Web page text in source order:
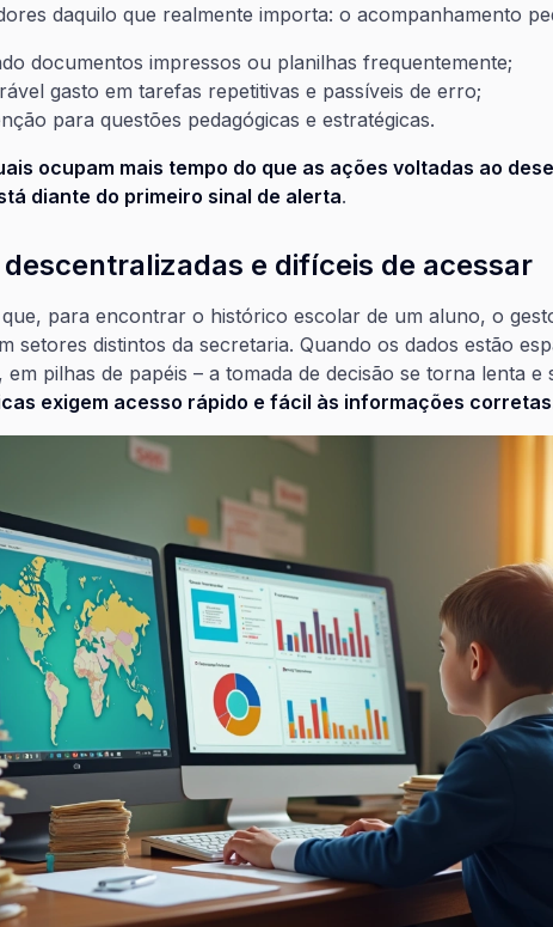
daquilo que realmente importa: o acompanhamento
documentos impressos ou planilhas frequentemente;
gasto em tarefas repetitivas e passíveis de erro;
para questões pedagógicas e estratégicas.
ocupam mais tempo do que as ações voltadas ao
diante do primeiro sinal de alerta.
e difíceis de acessar
para encontrar o histórico escolar de um aluno, o
setores distintos da secretaria. Quando os dados estão
em pilhas de papéis – a tomada de decisão se torna lenta e
exigem acesso rápido e fácil às informações corretas